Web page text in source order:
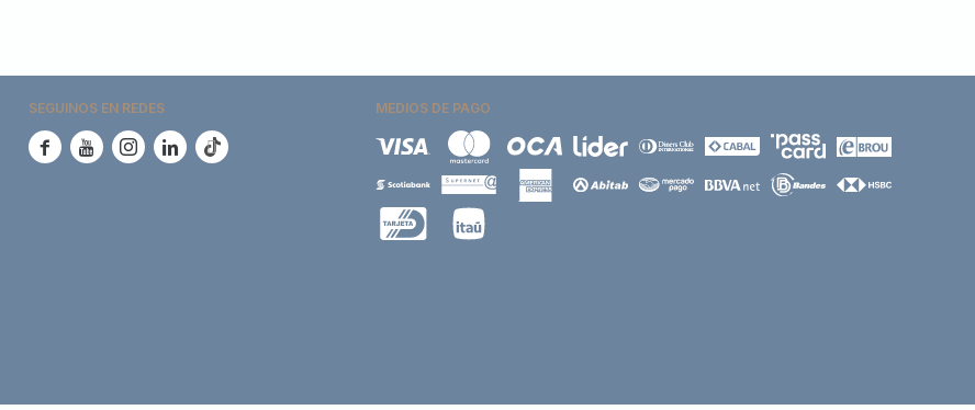
SEGUINOS EN REDES
    
MEDIOS DE PAGO